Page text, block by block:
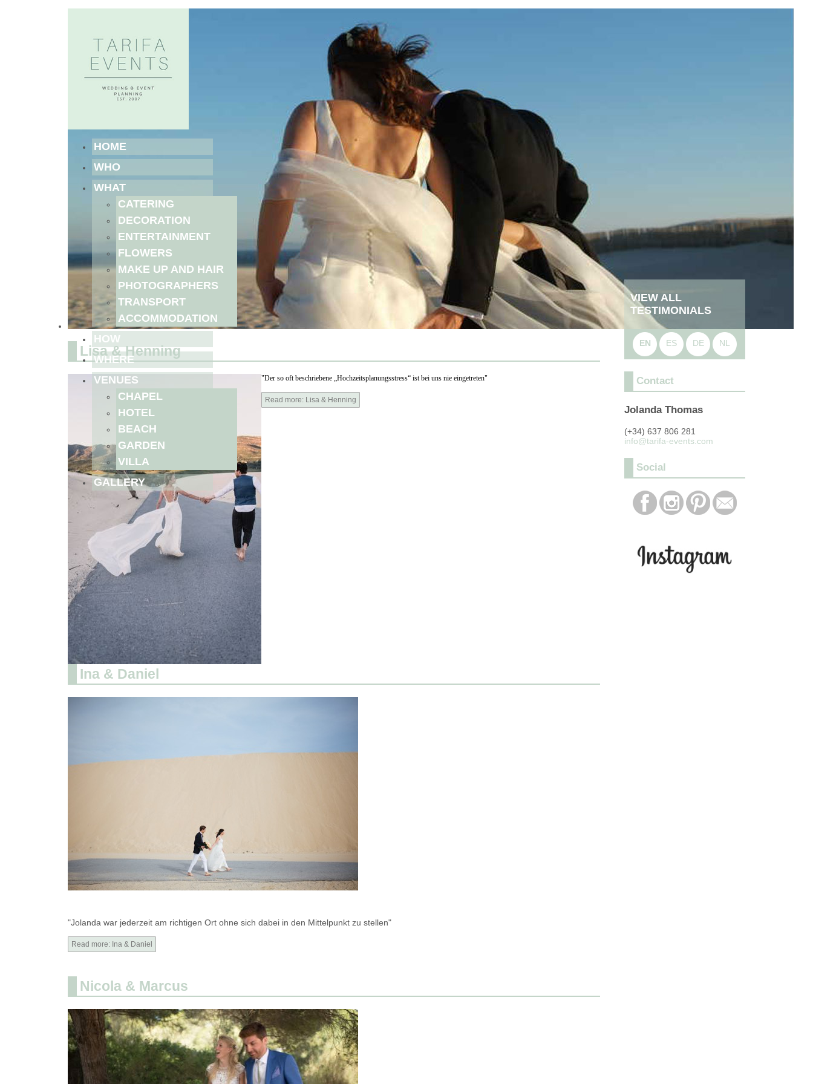
HOME
WHO
WHAT
CATERING
DECORATION
ENTERTAINMENT
FLOWERS
MAKE UP AND HAIR
PHOTOGRAPHERS
TRANSPORT
ACCOMMODATION
HOW
WHERE
VENUES
CHAPEL
HOTEL
BEACH
GARDEN
VILLA
GALLERY
VIEW ALL
TESTIMONIALS
Lisa & Henning
"Der so oft beschriebene „Hochzeitsplanungsstress“ ist bei uns nie eingetreten"
Read more: Lisa & Henning
Ina & Daniel
"Jolanda war jederzeit am richtigen Ort ohne sich dabei in den Mittelpunkt zu stellen"
Read more: Ina & Daniel
Nicola & Marcus
EN ES DE NL
Contact
Jolanda Thomas
(+34) 637 806 281
info@tarifa-events.com
Social